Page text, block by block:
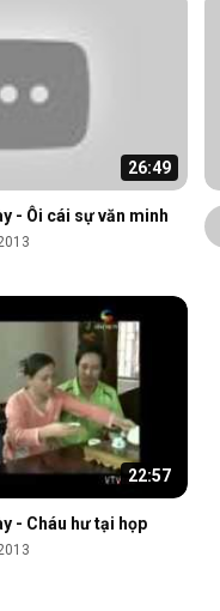
26:49
- Ôi cái sự văn minh
22:57
- Cháu hư tại họp